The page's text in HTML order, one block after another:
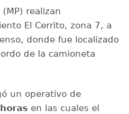
realizan
El Cerrito, zona 7, a
donde fue localizado
de la camioneta
un operativo de
en las cuales el